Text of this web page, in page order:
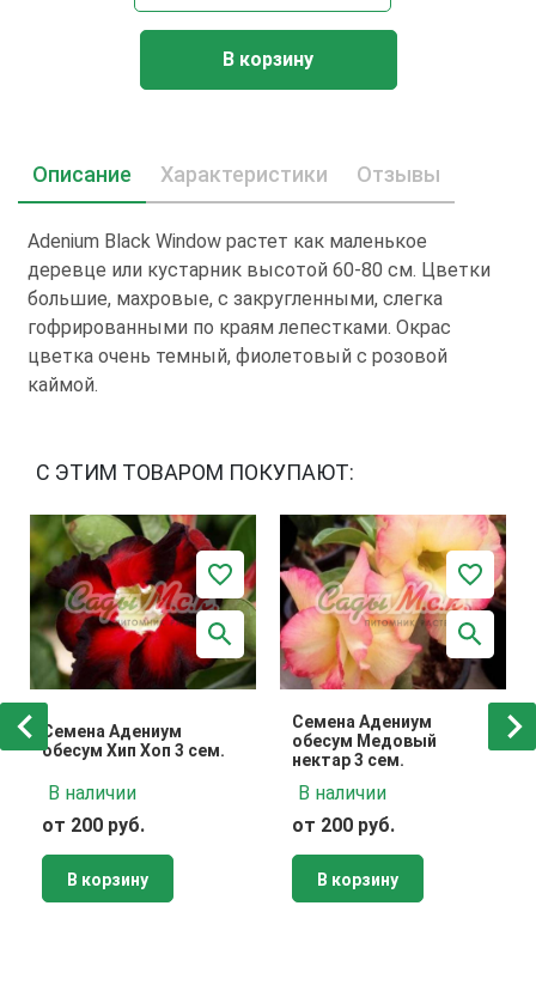
В корзину
Описание Характеристики Отзывы
Adenium Black Window растет как маленькое
деревце или кустарник высотой 60-80 см. Цветки
большие, махровые, с закругленными, слегка
гофрированными по краям лепестками. Окрас
цветка очень темный, фиолетовый с розовой
каймой.
С ЭТИМ ТОВАРОМ ПОКУПАЮТ:
Семена Адениум
обесум Хип Хоп 3 сем.
В наличии
от 200 руб.
В корзину
Семена Адениум
обесум Медовый
нектар 3 сем.
В наличии
от 200 руб.
В корзину